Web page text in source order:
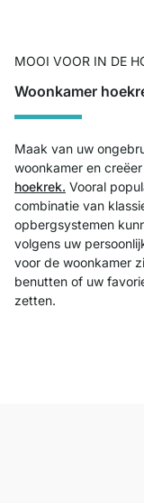
MOOI VOOR IN DE
Woonkamer
Maak van uw
woonkamer en
hoekrek. Vooral
combinatie van
opbergsystemen
volgens uw
voor de woonkamer
benutten of uw
zetten.